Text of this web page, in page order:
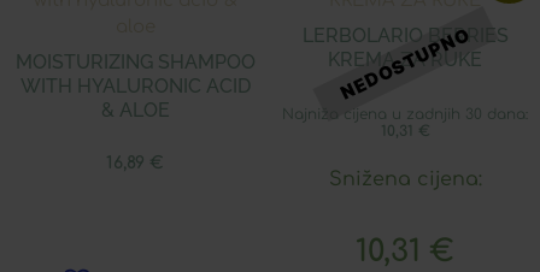
MOISTURIZING SHAMPOO
WITH HYALURONIC ACID
& ALOE
16,89 €
LERBOLARIO BERRIES
KREMA ZA RUKE
Najniža cijena u zadnjih 30 dana:
10,31 €
Snižena cijena:
10,31 €